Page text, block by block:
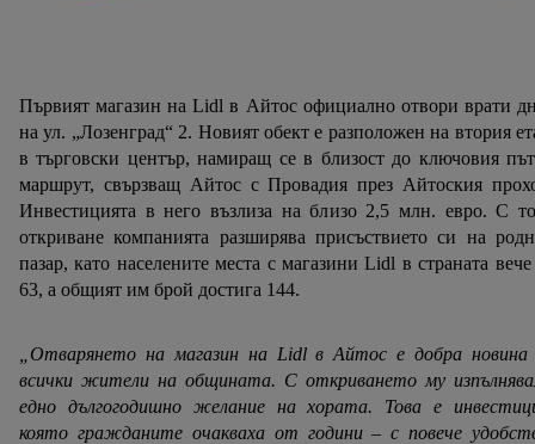
Първият магазин на Lidl в Айтос официално отвори врати
на ул. „Лозенград“ 2. Новият обект е разположен на втория
в търговски център, намиращ се в близост до ключовия
маршрут, свързващ Айтос с Провадия през Айтоския
Инвестицията в него възлиза на близо 2,5 млн. евро. С
откриване компанията разширява присъствието си на
пазар, като населените места с магазини Lidl в страната вече
63, а общият им брой достига 144.
„Отварянето на магазин на Lidl в Айтос е добра новина
всички жители на общината. С откриването му
едно дългогодишно желание на хората. Това е
която гражданите очакваха от години – с повече